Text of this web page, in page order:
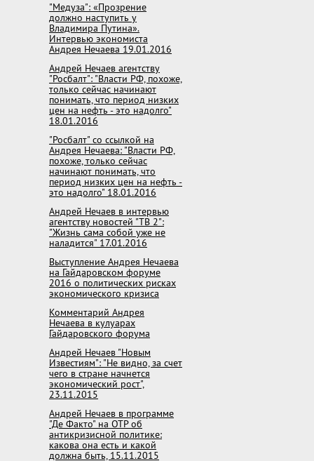
"Медуза": «Прозрение
должно наступить у
Владимира Путина».
Интервью экономиста
Андрея Нечаева 19.01.2016
Андрей Нечаев агентству
"Росбалт": "Власти РФ, похоже,
только сейчас начинают
понимать, что период низких
цен на нефть - это надолго"
18.01.2016
"Росбалт" со ссылкой на
Андрея Нечаева: "Власти РФ,
похоже, только сейчас
начинают понимать, что
период низких цен на нефть -
это надолго" 18.01.2016
Андрей Нечаев в интервью
агентству новостей "ТВ 2":
"Жизнь сама собой уже не
наладится" 17.01.2016
Выступление Андрея Нечаева
на Гайдаровском форуме
2016 о политических рисках
экономического кризиса
Комментарий Андрея
Нечаева в кулуарах
Гайдаровского форума
Андрей Нечаев "Новым
Известиям": "Не видно, за счет
чего в стране начнется
экономический рост",
23.11.2015
Андрей Нечаев в программе
"Де Факто" на ОТР об
антикризисной политике:
какова она есть и какой
должна быть, 15.11.2015